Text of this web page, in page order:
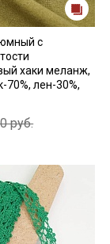
с
хаки меланж,
70%, лен-30%,
руб.